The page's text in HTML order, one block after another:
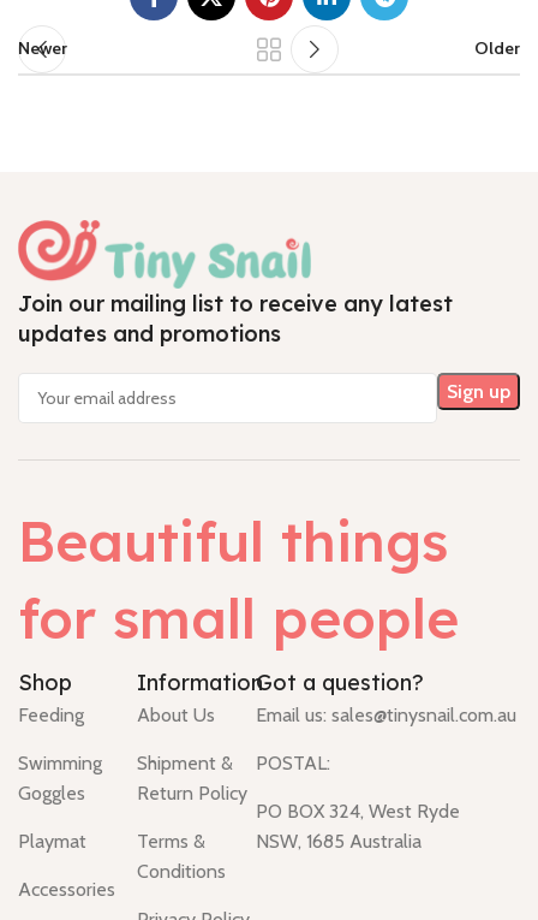
Newer Older
Join our mailing list to receive any latest
updates and promotions
Beautiful things
for small people
Shop
Feeding
Swimming
Goggles
Playmat
Accessories
Information
About Us
Shipment &
Return Policy
Terms &
Conditions
Got a question?
Email us: sales@tinysnail.com.au
POSTAL:
PO BOX 324, West Ryde
NSW, 1685 Australia